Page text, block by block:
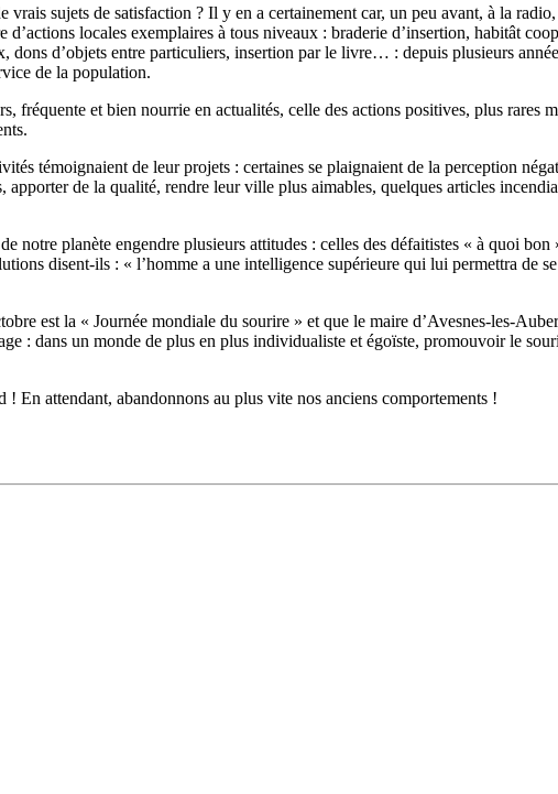
sujets de satisfaction ? Il y en a certainement car, un peu avant, à la
locales exemplaires à tous niveaux : braderie d’insertion, habitât
d’objets entre particuliers, insertion par le livre… : depuis plusieurs
de la population.
et bien nourrie en actualités, celle des actions positives, plus rares
témoignaient de leur projets : certaines se plaignaient de la perception
de la qualité, rendre leur ville plus aimables, quelques articles
planète engendre plusieurs attitudes : celles des défaitistes « à quoi
disent-ils : « l’homme a une intelligence supérieure qui lui permettra de
est la « Journée mondiale du sourire » et que le maire d’Avesnes-les-
: dans un monde de plus en plus individualiste et égoïste, promouvoir le
En attendant, abandonnons au plus vite nos anciens comportements !